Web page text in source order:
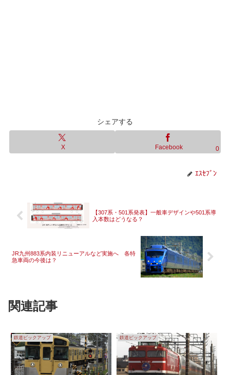
シェアする
X Facebook 0
ｴｽｾﾌﾞﾝ
【307系・501系発表】一般車デザインや501系導
入本数はどうなる？
JR九州883系内装リニューアルなど実施へ 各特
急車両の今後は？
関連記事
鉄道ピックアップ 鉄道ピックアップ